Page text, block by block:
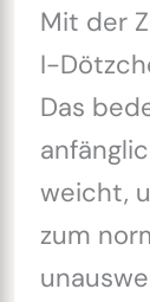
Mit der
I-
Das
weicht,
zum